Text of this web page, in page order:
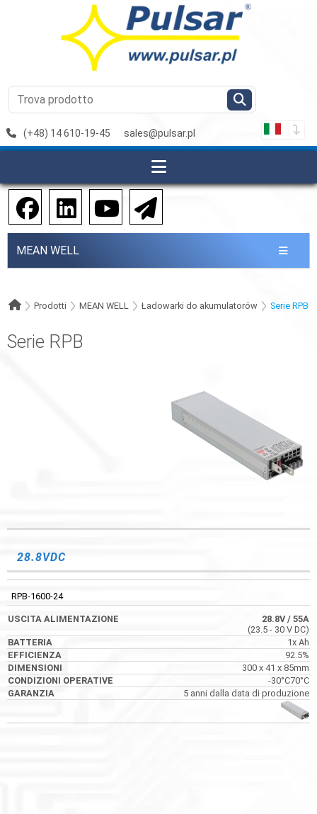
(+48) 14 610-19-45 sales@pulsar.pl
MEAN WELL
Prodotti MEAN WELL Ładowarki do akumulatorów Serie RPB
Serie RPB
USCITA
28.8VDC
RPB-1600-24
28.8V/ 55A
(23.5 - 30 V DC)
1x Ah
92.5%
300 x 41 x 85mm
-30°C70°C
5 anni dalla data di produzione